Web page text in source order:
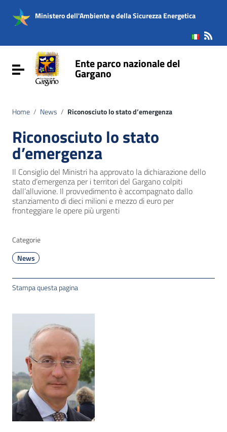
Vai al menu di navigazione
Vai al footer
Ministero dell'Ambiente e della Sicurezza Energetica
Attiva / disattiva la navigazioneEnte parco nazionale del
Gargano
Home / News / Riconosciuto lo stato d’emergenza
Riconosciuto lo stato
d’emergenza
Il Consiglio del Ministri ha approvato la dichiarazione dello
stato d’emergenza per i territori del Gargano colpiti
dall’alluvione. Il provvedimento è accompagnato dallo
stanziamento di dieci milioni e mezzo di euro per
fronteggiare le opere più urgenti
Categorie
News
Stampa questa pagina